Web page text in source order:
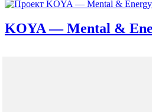
KOYA — Mental &